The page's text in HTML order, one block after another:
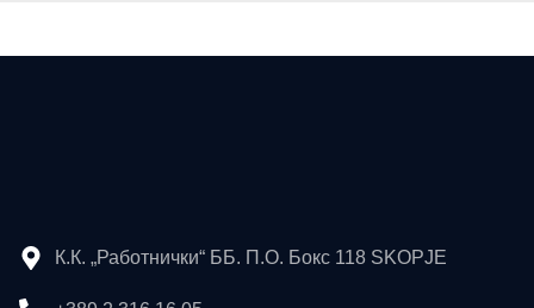
К.К. „Работнички“ ББ. П.О. Бокс 118 SKOPJE